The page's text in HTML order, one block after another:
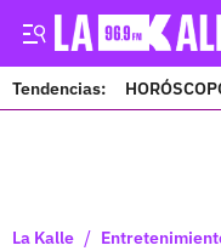
Tendencias:
La Kalle /